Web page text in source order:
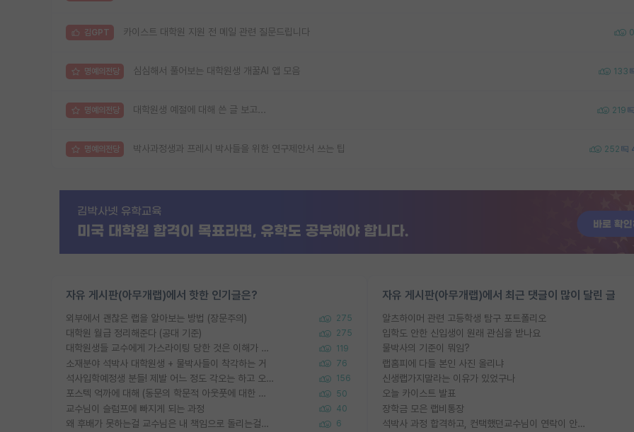
김GPT 카이스트 대학원 지원 전 메일 관련 질문드립니다 0
명예의전당 심심해서 풀어보는 대학원생 개꿀AI 앱 모음 133
명예의전당 대학원생 예절에 대해 쓴 글 보고... 219
명예의전당 박사과정생과 프레시 박사들을 위한 연구제안서 쓰는 팁 252
자유 게시판(아무개랩)에서 핫한 인기글은?
외부에서 괜찮은 랩을 알아보는 방법 (장문주의) 275
대학원 월급 정리해준다 (공대 기준) 275
대학원생들 교수에게 가스라이팅 당한 것은 이해가 갑니다. 안타깝네요. 119
소재분야 석박사 대학원생 + 물박사들이 착각하는 거 76
석사입학예정생 분들! 제발 어느 정도 각오는 하고 오세요. 156
포스텍 억까에 대해 (동문의 학문적 아웃풋에 대한 반박) 50
교수님이 슬럼프에 빠지게 되는 과정 40
왜 후배가 못하는걸 교수님은 내 책임으로 돌리는걸까요? 6
자유 게시판(아무개랩)에서 최근 댓글이 많이 달린 글
알츠하이머 관련 고등학생 탐구 포트폴리오
입학도 안한 신입생이 원래 관심을 받나요
물박사의 기준이 뭐임?
랩홈피에 다들 본인 사진 올리냐
신생랩가지말라는 이유가 있었구나
오늘 카이스트 발표
장학금 모은 랩비통장
석박사 과정 합격하고, 컨택했던교수님이 연락이 안됩니다...